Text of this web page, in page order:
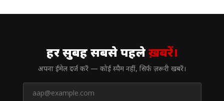
हर सुबह सबसे पहलेख़बरें।
अपना ईमेल दर्ज करें — कोई स्पैम नहीं, सिर्फ ज़रूरी खबरें।